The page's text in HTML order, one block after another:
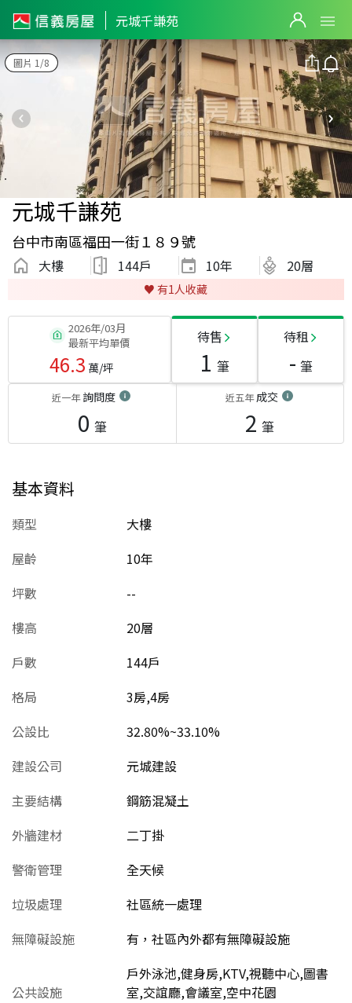
元城千謙苑
圖片 1/8
元城千謙苑
台中市南區福田一街１８９號
大樓 144戶 10年 20層
♥️ 有1 人收藏
2026年/03月
最新平均單價
46.3 萬/坪
待售
1 筆
待租
- 筆
近一年詢問度
0 筆
近五年成交
2 筆
基本資料
類型
大樓
屋齡
10年
坪數
--
樓高
20層
戶數
144戶
格局
3房,4房
公設比
32.80%~33.10%
建設公司
元城建設
主要結構
鋼筋混凝土
外牆建材
二丁掛
警衛管理
全天候
垃圾處理
社區統一處理
無障礙設施
有，社區內外都有無障礙設施
公共設施
戶外泳池,健身房,KTV,視聽中心,圖書
室,交誼廳,會議室,空中花園